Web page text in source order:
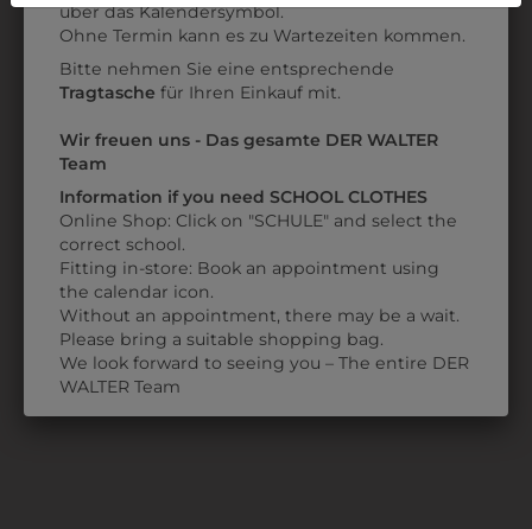
3898054
TEXTILMARKER 1,0
MM
€ 2,90
Datenschutzerklärungbzw. im
über das Kalendersymbol.
Ohne Termin kann es zu Wartezeiten kommen.
Bitte nehmen Sie eine entsprechende
Tragtasche für Ihren Einkauf mit.
Wir freuen uns - Das gesamte DER WALTER
Team
Information if you need SCHOOL CLOTHES
Online Shop: Click on "SCHULE" and select the
correct school.
Fitting in-store: Book an appointment using
the calendar icon.
Without an appointment, there may be a wait.
Please bring a suitable shopping bag.
We look forward to seeing you – The entire DER
WALTER Team